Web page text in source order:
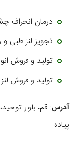
درمان انحراف
تجویز لنز طبی و
تولید و فروش
تولید و فروش
آدرس
پیاده